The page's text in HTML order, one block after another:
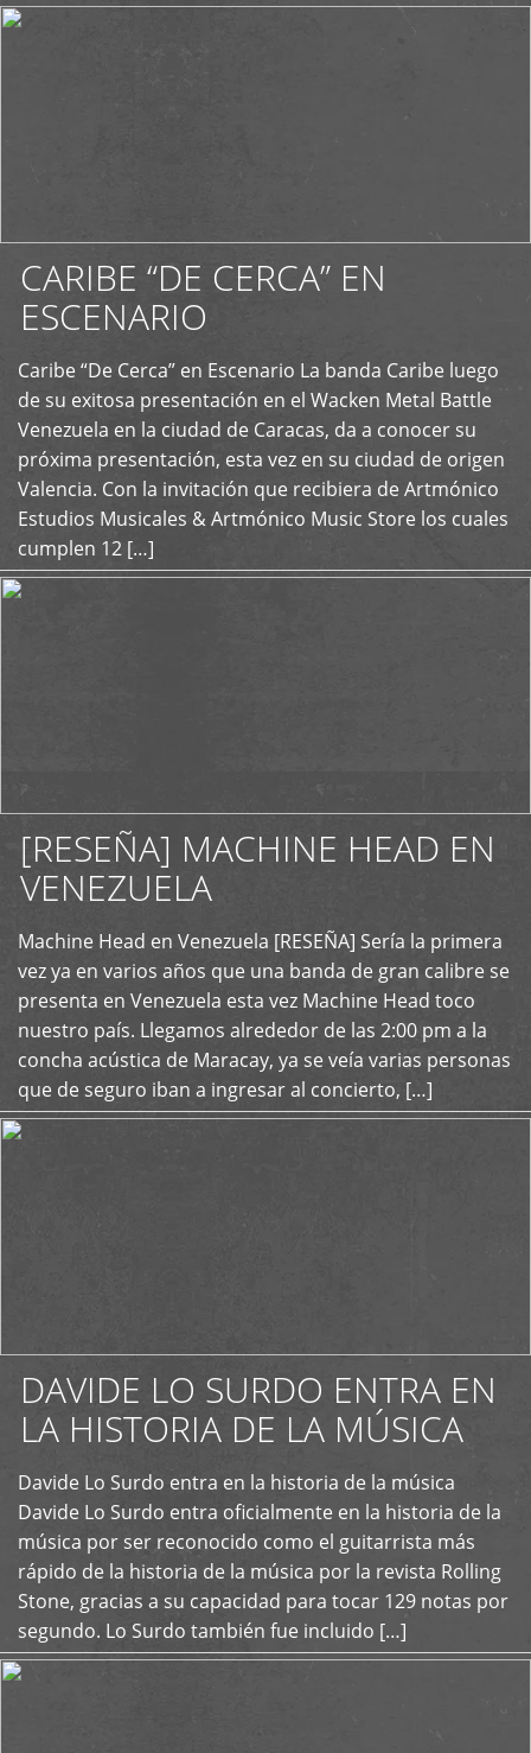
CARIBE “DE CERCA” EN
ESCENARIO
Caribe “De Cerca” en Escenario La banda Caribe luego
de su exitosa presentación en el Wacken Metal Battle
Venezuela en la ciudad de Caracas, da a conocer su
próxima presentación, esta vez en su ciudad de origen
Valencia. Con la invitación que recibiera de Artmónico
Estudios Musicales & Artmónico Music Store los cuales
cumplen 12 […]
+
[RESEÑA] MACHINE HEAD EN
VENEZUELA
Machine Head en Venezuela [RESEÑA] Sería la primera
vez ya en varios años que una banda de gran calibre se
presenta en Venezuela esta vez Machine Head toco
nuestro país. Llegamos alrededor de las 2:00 pm a la
concha acústica de Maracay, ya se veía varias personas
que de seguro iban a ingresar al concierto, […]
+
DAVIDE LO SURDO ENTRA EN
LA HISTORIA DE LA MÚSICA
Davide Lo Surdo entra en la historia de la música
Davide Lo Surdo entra oficialmente en la historia de la
música por ser reconocido como el guitarrista más
rápido de la historia de la música por la revista Rolling
Stone, gracias a su capacidad para tocar 129 notas por
segundo. Lo Surdo también fue incluido […]
+